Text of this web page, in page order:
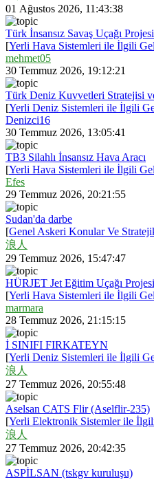
01 Ağustos 2026, 11:43:38
Türk İnsansız Savaş Uçağı
[Yerli Hava Sistemleri ile İlgili
mehmet05
30 Temmuz 2026, 19:12:21
Türk Deniz Kuvvetleri Stratejisi
[Yerli Deniz Sistemleri ile İlgili
Denizci16
30 Temmuz 2026, 13:05:41
TB3 Silahlı İnsansız Hava Aracı
[Yerli Hava Sistemleri ile İlgili
Efes
29 Temmuz 2026, 20:21:55
Sudan'da darbe
[Genel Askeri Konular Ve
浪人
29 Temmuz 2026, 15:47:47
HÜRJET Jet Eğitim Uçağı Projesi
[Yerli Hava Sistemleri ile İlgili
marmara
28 Temmuz 2026, 21:15:15
İ SINIFI FIRKATEYN
[Yerli Deniz Sistemleri ile İlgili
浪人
27 Temmuz 2026, 20:55:48
Aselsan CATS Flir (Aselflir-235)
[Yerli Elektronik Sistemler ile
浪人
27 Temmuz 2026, 20:42:35
ASPİLSAN (tskgv kuruluşu)